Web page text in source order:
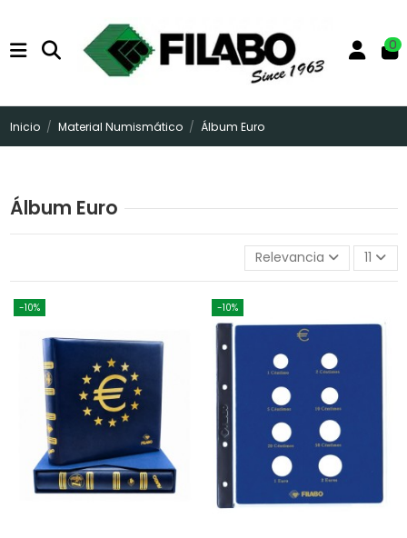
0
Inicio Material Numismático Álbum Euro
Álbum Euro
Relevancia 11
-10% -10%